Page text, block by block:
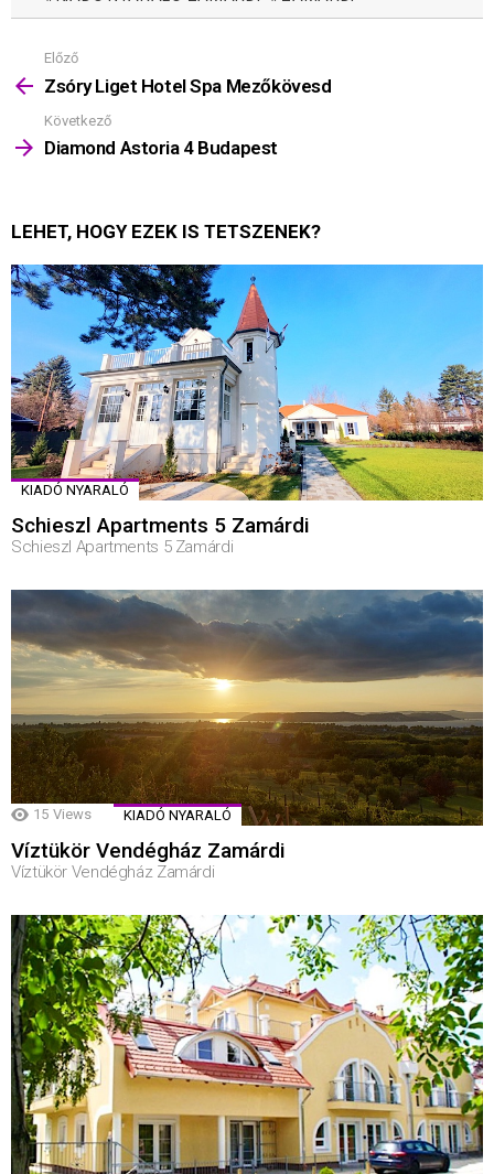
Mutass
többet
Előző
Zsóry Liget Hotel Spa Mezőkövesd
Következő
Diamond Astoria 4 Budapest
LEHET, HOGY EZEK IS TETSZENEK?
KIADÓ NYARALÓ
Schieszl Apartments 5 Zamárdi
Schieszl Apartments 5 Zamárdi
15 Views KIADÓ NYARALÓ
Víztükör Vendégház Zamárdi
Víztükör Vendégház Zamárdi